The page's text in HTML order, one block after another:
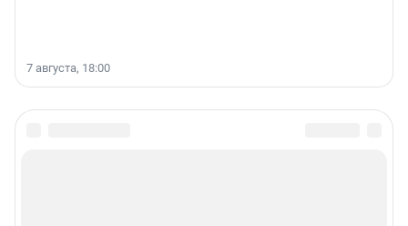
7 августа, 18:00